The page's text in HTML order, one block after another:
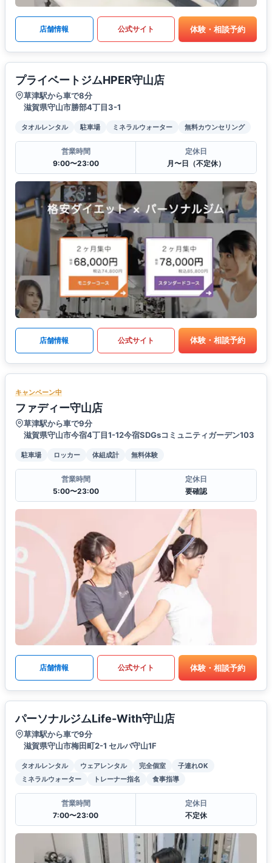
店舗情報 公式サイト 体験・相談予約
プライベートジムHPER守山店
草津駅から車で8分
滋賀県守山市勝部4丁目3-1
タオルレンタル 駐車場 ミネラルウォーター 無料カウンセリング
営業時間
9:00〜23:00
定休日
月〜日（不定休）
店舗情報 公式サイト 体験・相談予約
キャンペーン中
ファディー守山店
草津駅から車で9分
滋賀県守山市今宿4丁目1-12今宿SDGsコミュニティガーデン103
駐車場 ロッカー 体組成計 無料体験
営業時間
5:00〜23:00
定休日
要確認
店舗情報 公式サイト 体験・相談予約
パーソナルジムLife-With守山店
草津駅から車で9分
滋賀県守山市梅田町2-1 セルバ守山1F
タオルレンタル ウェアレンタル 完全個室
子連れOK
ミネラルウォーター
トレーナー指名 食事指導
営業時間
7:00〜23:00
定休日
不定休